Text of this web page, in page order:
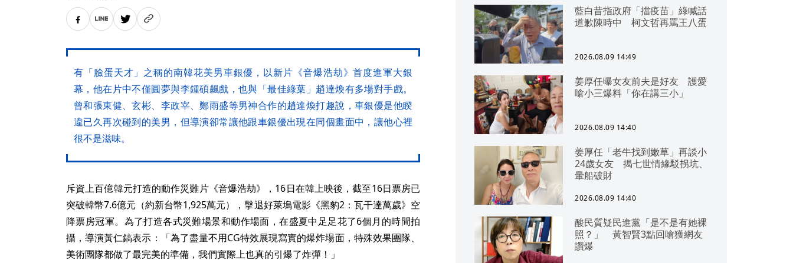
有「臉蛋天才」之稱的南韓花美男車銀優，以新片《音爆浩劫》首度進軍大銀
幕，他在片中不僅圓夢與李鍾碩飆戲，也與「最佳綠葉」趙達煥有多場對手戲。
曾和張東健、玄彬、李政宰、鄭雨盛等男神合作的趙達煥打趣說，車銀優是他睽
違已久再次碰到的美男，但導演卻常讓他跟車銀優出現在同個畫面中，讓他心裡
很不是滋味。
斥資上百億韓元打造的動作災難片《音爆浩劫》，16日在韓上映後，截至16日票房已
突破韓幣7.6億元（約新台幣1,925萬元），擊退好萊塢電影《黑豹2：瓦干達萬歲》空
降票房冠軍。為了打造各式災難場景和動作場面，在盛夏中足足花了6個月的時間拍
攝，導演黃仁鎬表示：「為了盡量不用CG特效展現寫實的爆炸場面，特殊效果團隊、
美術團隊都做了最完美的準備，我們實際上也真的引爆了炸彈！」
藍白昔指政府「擋疫苗」綠喊話
道歉陳時中 柯文哲再罵王八蛋
2026.08.09 14:49
姜厚任曝女友前夫是好友 護愛
嗆小三爆料「你在講三小」
2026.08.09 14:40
姜厚任「老牛找到嫩草」再談小
24歲女友 揭七世情緣駁拐坑、
暈船破財
2026.08.09 14:40
酸民質疑民進黨「是不是有她裸
照？」 黃智賢3點回嗆獲網友
讚爆